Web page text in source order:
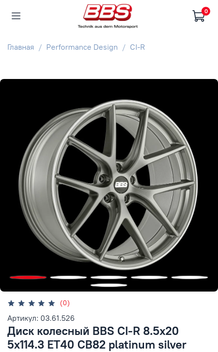
0
Главная Performance Design CI-R
(0)
Артикул: 03.61.526
Диск колесный BBS CI-R 8.5x20
5x114.3 ET40 CB82 platinum silver